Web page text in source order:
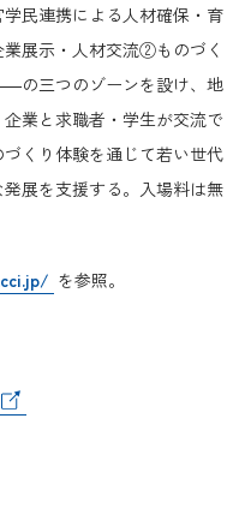
貿易証明
員会
宣言
民連携による人材確保・育
展示・人材交流②ものづく
の三つのゾーンを設け、地
業と求職者・学生が交流で
くり体験を通じて若い世代
展を支援する。入場料は無
を参照。